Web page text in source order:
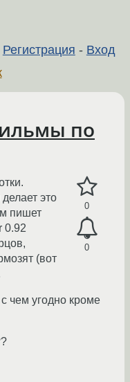
Регистрация - Вход
по
0
0
это
пишет
0.92
(вот
чем угодно кроме